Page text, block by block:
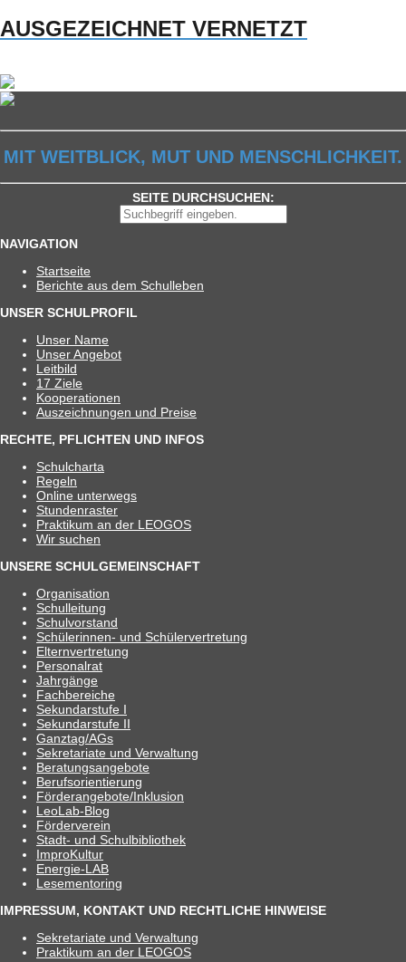
AUSGEZEICHNET VERNETZT
MIT WEITBLICK, MUT UND MENSCHLICHKEIT.
SEITE DURCHSUCHEN:
NAVIGATION
Start­seite
Berichte aus dem Schulleben
UNSER SCHULPROFIL
Unser Name
Unser Ange­bot
Leit­bild
17 Ziele
Koope­ra­tio­nen
Aus­zeich­nun­gen und Preise
RECHTE, PFLICHTEN UND INFOS
Schul­charta
Regeln
Online unter­wegs
Stun­den­ras­ter
Prak­ti­kum an der LEOGOS
Wir suchen
UNSERE SCHULGEMEINSCHAFT
Orga­ni­sa­tion
Schul­lei­tung
Schul­vor­stand
Schü­le­rin­nen- und Schülervertretung
Eltern­ver­tre­tung
Per­so­nal­rat
Jahr­gänge
Fach­be­rei­che
Sekun­dar­stufe I
Sekun­dar­stufe II
Ganztag/​​AGs
Sekre­ta­riate und Verwaltung
Bera­tungs­an­ge­bote
Berufs­ori­en­tie­rung
Förderangebote/​​Inklusion
Leo­Lab-Blog
För­der­ver­ein
Stadt- und Schulbibliothek
Impro­Kul­tur
Ener­­gie-LAB
Lese­men­to­ring
IMPRESSUM, KONTAKT UND RECHTLICHE HINWEISE
Sekre­ta­riate und Verwaltung
Prak­ti­kum an der LEOGOS